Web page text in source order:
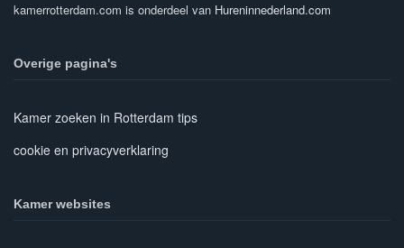
kamerrotterdam.com is onderdeel van Hureninnederland.com
Overige pagina's
Kamer zoeken in Rotterdam tips
cookie en privacyverklaring
Kamer websites